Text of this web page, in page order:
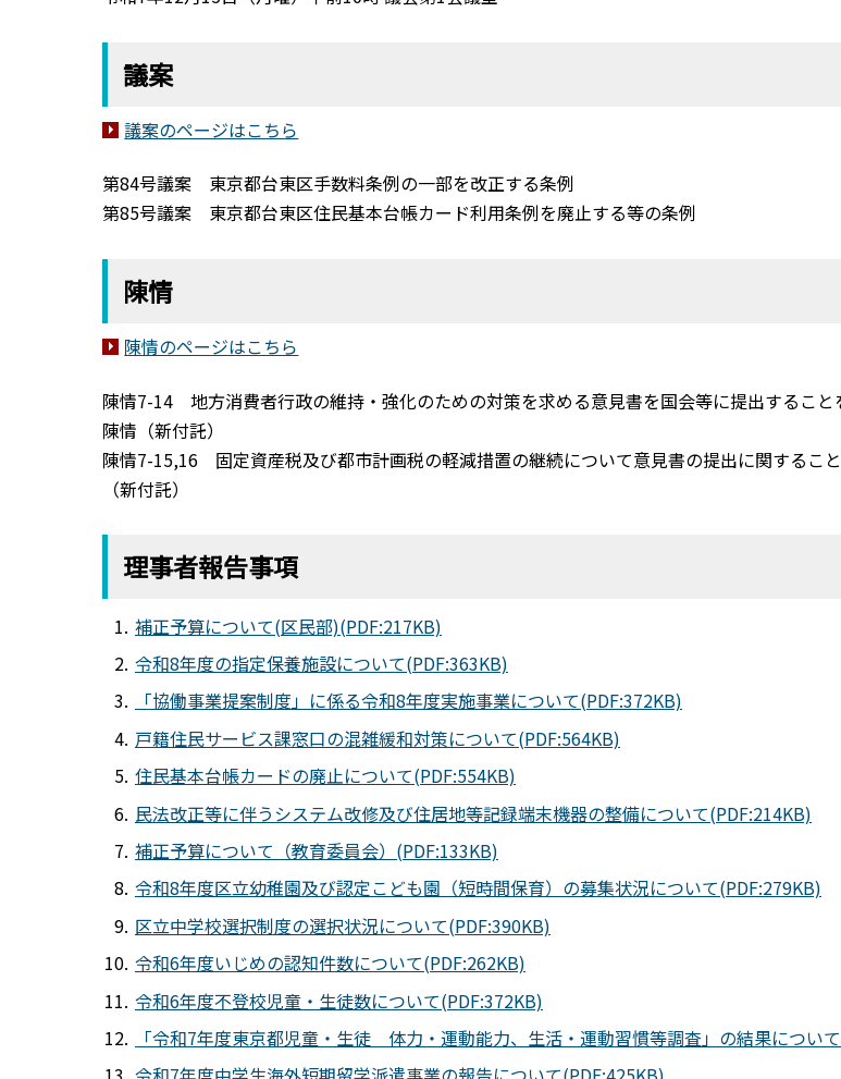
議案
議案のページはこちら
第84号議案 東京都台東区手数料条例の一部を改正する条例
第85号議案 東京都台東区住民基本台帳カード利用条例を廃止する等の条例
陳情
陳情のページはこちら
陳情7-14 地方消費者行政の維持・強化のための対策を求める意見書を国会等に提出すること
陳情（新付託）
陳情7-15,16 固定資産税及び都市計画税の軽減措置の継続について意見書の提出に関すること
（新付託）
理事者報告事項
補正予算について(区民部)(PDF:217KB)
令和8年度の指定保養施設について(PDF:363KB)
「協働事業提案制度」に係る令和8年度実施事業について(PDF:372KB)
戸籍住民サービス課窓口の混雑緩和対策について(PDF:564KB)
住民基本台帳カードの廃止について(PDF:554KB)
民法改正等に伴うシステム改修及び住居地等記録端末機器の整備について(PDF:214KB)
補正予算について（教育委員会）(PDF:133KB)
令和8年度区立幼稚園及び認定こども園（短時間保育）の募集状況について(PDF:279KB)
区立中学校選択制度の選択状況について(PDF:390KB)
令和6年度いじめの認知件数について(PDF:262KB)
令和6年度不登校児童・生徒数について(PDF:372KB)
「令和7年度東京都児童・生徒 体力・運動能力、生活・運動習慣等調査」の結果につい